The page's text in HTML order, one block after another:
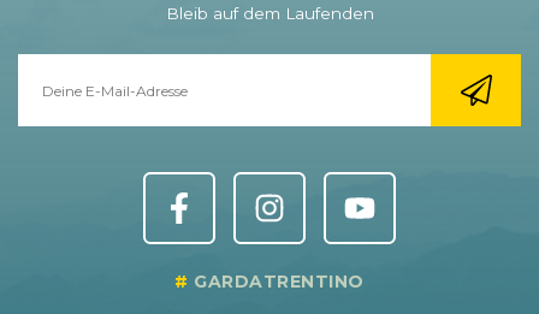
Bleib auf dem Laufenden
GARDATRENTINO